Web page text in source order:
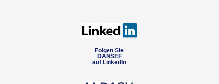
Folgen Sie
DANSEF
auf LinkedIn